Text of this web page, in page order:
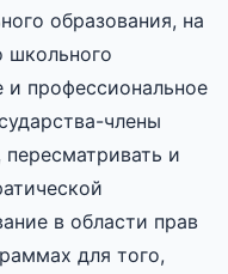
образования, на
школьного
профессиональное
члены
и
в области прав
для того,